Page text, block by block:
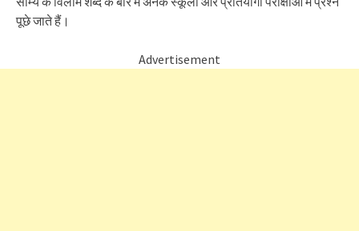
पूछे जाते हैं।
Advertisement